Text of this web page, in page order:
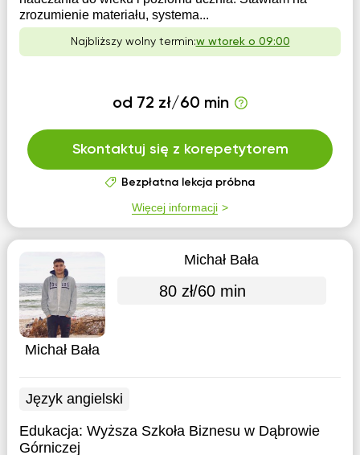
zrozumienie materiału, systema...
Najbliższy wolny termin:w wtorek o 09:00
od 72 zł/60 min
Skontaktuj się z korepetytorem
Bezpłatna lekcja próbna
Więcej informacji
Michał Bała
Michał Bała
80 zł/60 min
Język angielski
Edukacja: Wyższa Szkoła Biznesu w Dąbrowie
Górniczej